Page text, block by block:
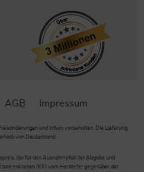
AGB Impressum
und Irrtum vorbehalten. Die Lieferung
von Deutschland.
der für den Ausnahmefall der Abgabe und
(KK) vom Hersteller gegenüber der